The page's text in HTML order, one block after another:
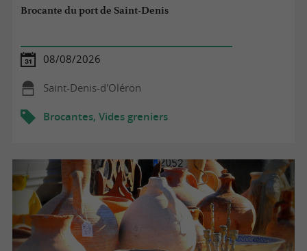
Brocante du port de Saint-Denis
08/08/2026
Saint-Denis-d'Oléron
Brocantes, Vides greniers